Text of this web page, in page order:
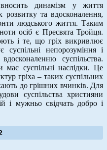
динамізм у життя
розвитку та вдосконалення,
людського життя. Таким
осіб є Пресвята Тройця.
і те, що гріх викривлює
суспільні непорозуміння і
суспільства.
суспільні наслідки. Це
гріха – таких суспільних
до грішних вчинків. Для
суспільства християни
і мужньо свідчать добро і